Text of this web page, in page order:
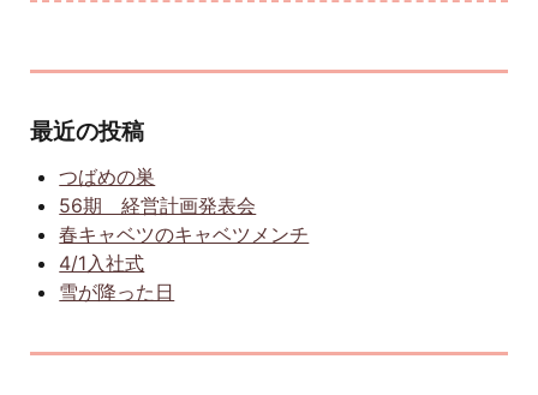
最近の投稿
つばめの巣
56期 経営計画発表会
春キャベツのキャベツメンチ
4/1入社式
雪が降った日